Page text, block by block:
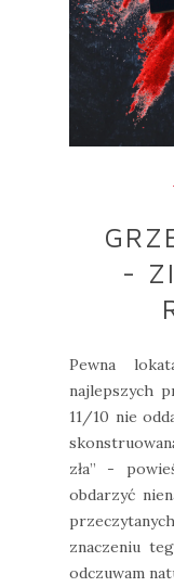
-
Pewna
najlepszych
11/10 nie
zła” -
obdarzyć
znaczeniu
odczuwam